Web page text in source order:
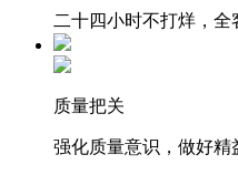
二十四小时不打烊，
质量把关
强化质量意识，做好精